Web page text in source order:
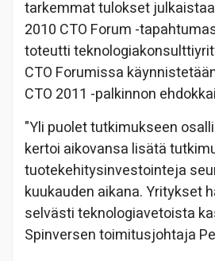
tarkemmat tulokset
2010 CTO Forum -
toteutti
CTO Forumissa
CTO 2011 -palkinnon
"Yli puolet tutkimukseen
kertoi aikovansa lisätä
tuotekehitysinvestointeja
kuukauden aikana. Yritykset
selvästi teknologiavetoista
Spinversen toimitusjohtaja